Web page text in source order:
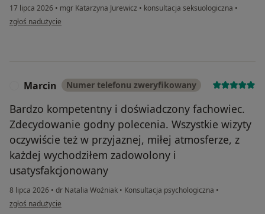
17 lipca 2026 • mgr Katarzyna Jurewicz • konsultacja seksuologiczna •
w opinii użytkownika ES
zgłoś nadużycie
Marcin Numer telefonu zweryfikowany
Bardzo kompetentny i doświadczony fachowiec.
Zdecydowanie godny polecenia. Wszystkie wizyty
oczywiście też w przyjaznej, miłej atmosferze, z
każdej wychodziłem zadowolony i
usatysfakcjonowany
8 lipca 2026 • dr Natalia Woźniak • Konsultacja psychologiczna •
w opinii użytkownika Marcin
zgłoś nadużycie